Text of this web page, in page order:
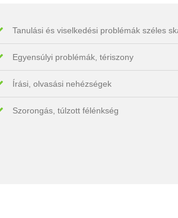
Tanulási és viselkedési problémák széles
Egyensúlyi problémák, tériszony
Írási, olvasási nehézségek
Szorongás, túlzott félénkség